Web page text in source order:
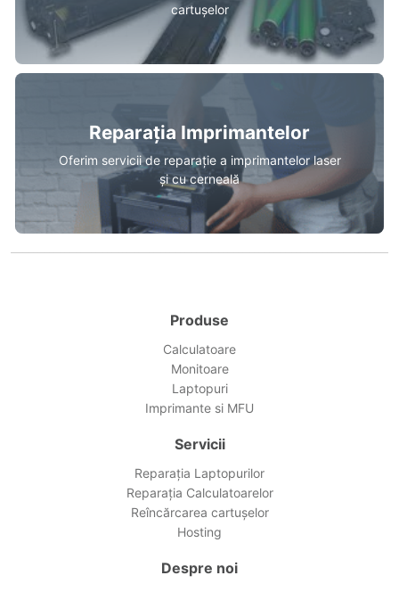
cartușelor
Reparația Imprimantelor
Oferim servicii de reparație a imprimantelor laser
și cu cerneală
Produse
Calculatoare
Monitoare
Laptopuri
Imprimante si MFU
Servicii
Reparația Laptopurilor
Reparația Calculatoarelor
Reîncărcarea cartușelor
Hosting
Despre noi